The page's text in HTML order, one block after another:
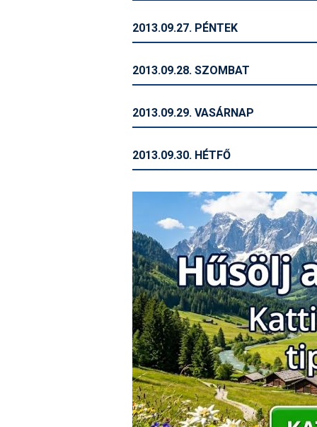
2013.09.27. PÉNTEK
2013.09.28. SZOMBAT
2013.09.29. VASÁRNAP
2013.09.30. HÉTFŐ